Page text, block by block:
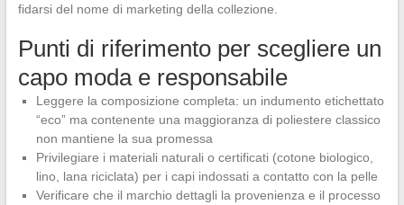
fidarsi del nome di marketing della collezione.
Punti di riferimento per scegliere un
capo moda e responsabile
Leggere la composizione completa: un indumento etichettato
“eco” ma contenente una maggioranza di poliestere classico
non mantiene la sua promessa
Privilegiare i materiali naturali o certificati (cotone biologico,
lino, lana riciclata) per i capi indossati a contatto con la pelle
Verificare che il marchio dettagli la provenienza e il processo